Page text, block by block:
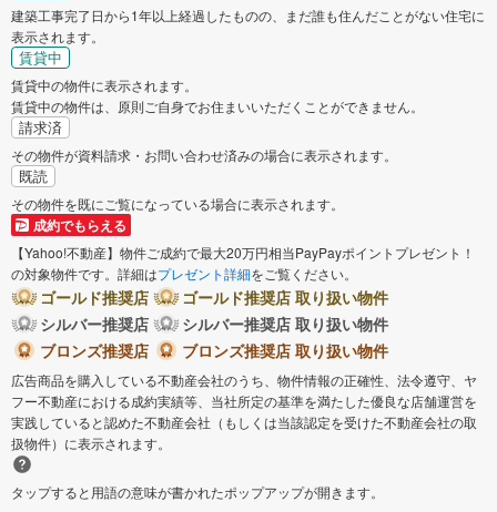
建築工事完了日から1年以上経過したものの、まだ誰も住んだことがない住宅に
表示されます。
賃貸中
賃貸中の物件に表示されます。
賃貸中の物件は、原則ご自身でお住まいいただくことができません。
請求済
その物件が資料請求・お問い合わせ済みの場合に表示されます。
既読
その物件を既にご覧になっている場合に表示されます。
成約でもらえる
【Yahoo!不動産】物件ご成約で最大20万円相当PayPayポイントプレゼント！
の対象物件です。詳細はプレゼント詳細をご覧ください。
ゴールド推奨店
ゴールド推奨店 取り扱い物件
シルバー推奨店
シルバー推奨店 取り扱い物件
ブロンズ推奨店
ブロンズ推奨店 取り扱い物件
広告商品を購入している不動産会社のうち、物件情報の正確性、法令遵守、ヤ
フー不動産における成約実績等、当社所定の基準を満たした優良な店舗運営を
実践していると認めた不動産会社（もしくは当該認定を受けた不動産会社の取
扱物件）に表示されます。
タップすると用語の意味が書かれたポップアップが開きます。